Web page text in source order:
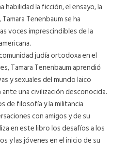
habilidad la ficción, el ensayo, la
Tenenbaum se ha
voces imprescindibles de la
judía ortodoxa en el
Tamara Tenenbaum aprendió
y sexuales del mundo laico
una civilización desconocida.
de filosofía y la militancia
con amigos y de su
en este libro los desafíos a los
y las jóvenes en el inicio de su